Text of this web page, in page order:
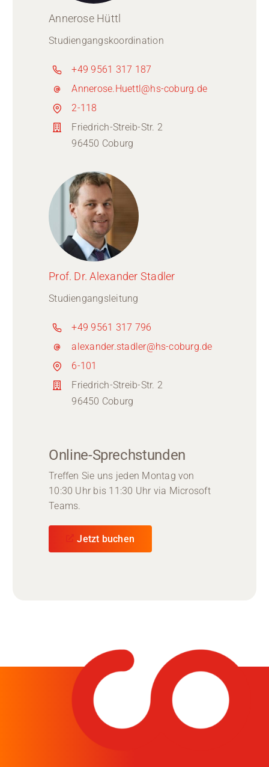
Annerose Hüttl
Studiengangskoordination
+49 9561 317 187
Annerose.Huettl@hs-coburg.de
2-118
Friedrich-Streib-Str. 2
96450 Coburg
Prof. Dr. Alexander Stadler
Studiengangsleitung
+49 9561 317 796
alexander.stadler@hs-coburg.de
6-101
Friedrich-Streib-Str. 2
96450 Coburg
Online-Sprechstunden
Treffen Sie uns jeden Montag von
10:30 Uhr bis 11:30 Uhr via Microsoft
Teams.
Jetzt buchen